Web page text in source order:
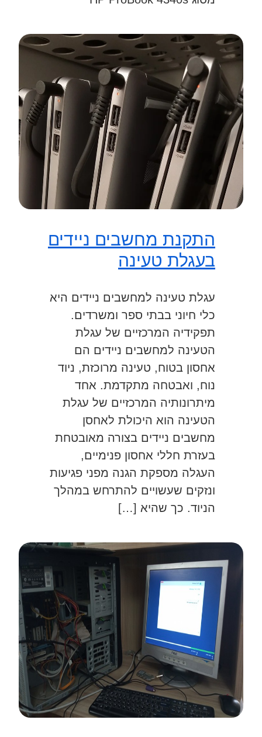
התקנת מחשבים ניידים
בעגלת טעינה
עגלת טעינה למחשבים ניידים היא
כלי חיוני בבתי ספר ומשרדים.
תפקידיה המרכזיים של עגלת
הטעינה למחשבים ניידים הם
אחסון בטוח, טעינה מרוכזת, ניוד
נוח, ואבטחה מתקדמת. אחד
מיתרונותיה המרכזיים של עגלת
הטעינה הוא היכולת לאחסן
מחשבים ניידים בצורה מאובטחת
בעזרת חללי אחסון פנימיים,
העגלה מספקת הגנה מפני פגיעות
ונזקים שעשויים להתרחש במהלך
הניוד. כך שהיא […]